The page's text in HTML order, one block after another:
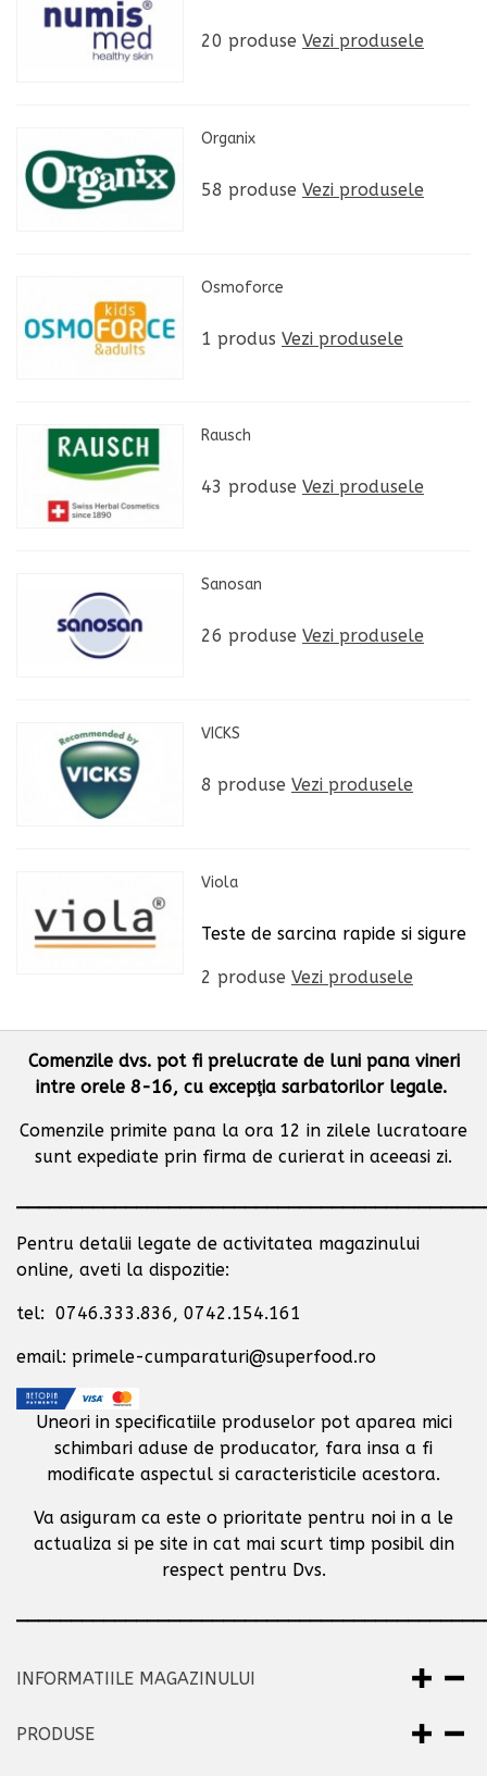
20 produse Vezi produsele
Organix
58 produse Vezi produsele
Osmoforce
1 produs Vezi produsele
Rausch
43 produse Vezi produsele
Sanosan
26 produse Vezi produsele
VICKS
8 produse Vezi produsele
Viola
Teste de sarcina rapide si sigure
2 produse Vezi produsele
Comenzile dvs. pot fi prelucrate de luni pana vineri
intre orele 8-16, cu excepţia sarbatorilor legale.
Comenzile primite pana la ora 12 in zilele lucratoare
sunt expediate prin firma de curierat in aceeasi zi.
Pentru detalii legate de activitatea magazinului
online, aveti la dispozitie:
tel: 0746.333.836, 0742.154.161
email: primele-cumparaturi@superfood.ro
Uneori in specificatiile produselor pot aparea mici
schimbari aduse de producator, fara insa a fi
modificate aspectul si caracteristicile acestora.
Va asiguram ca este o prioritate pentru noi in a le
actualiza si pe site in cat mai scurt timp posibil din
respect pentru Dvs.
INFORMATIILE MAGAZINULUI
PRODUSE